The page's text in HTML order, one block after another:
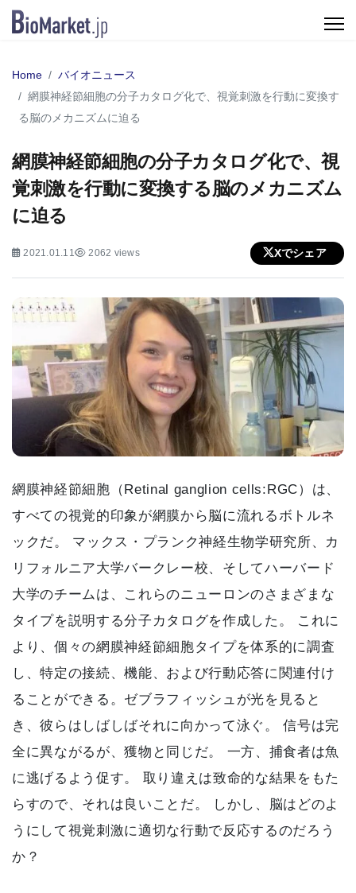
Home
バイオニュース
網膜神経節細胞の分子カタログ化で、視覚刺激を行動に変換す
る脳のメカニズムに迫る
網膜神経節細胞の分子カタログ化で、視
覚刺激を行動に変換する脳のメカニズム
に迫る
2021.01.11 2062 views Xでシェア
網膜神経節細胞（Retinal ganglion cells:RGC）は、
すべての視覚的印象が網膜から脳に流れるボトルネ
ックだ。 マックス・プランク神経生物学研究所、カ
リフォルニア大学バークレー校、そしてハーバード
大学のチームは、これらのニューロンのさまざまな
タイプを説明する分子カタログを作成した。 これに
より、個々の網膜神経節細胞タイプを体系的に調査
し、特定の接続、機能、および行動応答に関連付け
ることができる。ゼブラフィッシュが光を見ると
き、彼らはしばしばそれに向かって泳ぐ。 信号は完
全に異ながるが、獲物と同じだ。 一方、捕食者は魚
に逃げるよう促す。 取り違えは致命的な結果をもた
らすので、それは良いことだ。 しかし、脳はどのよ
うにして視覚刺激に適切な行動で反応するのだろう
か？